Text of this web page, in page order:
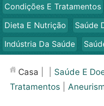
Condições E Tratamentos
Dieta E Nutrição
Saúde
Indústria Da Saúde
Saúde
Casa Saúde E
Tratamentos